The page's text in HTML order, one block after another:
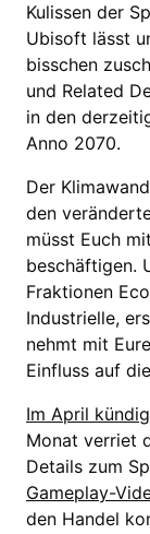
Kulissen der
Ubisoft lässt
bisschen
und Related
in den
Anno 2070.
Der
den
müsst Euch
beschäftigen.
Fraktionen
Industrielle,
nehmt mit
Einfluss auf
Im April
Monat verriet
Details zum
Gameplay-
den Handel